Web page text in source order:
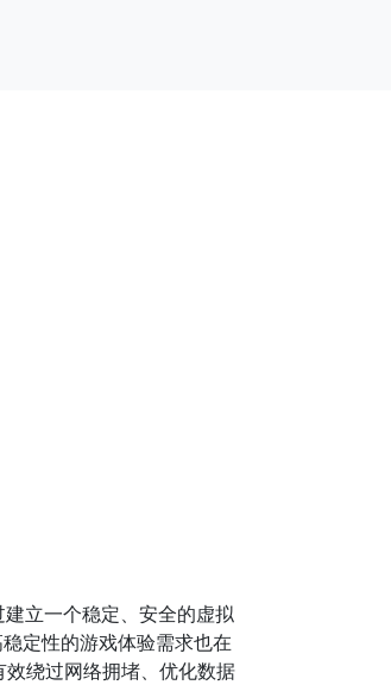
建立一个稳定、安全的虚拟
定性的游戏体验需求也在
绕过网络拥堵、优化数据